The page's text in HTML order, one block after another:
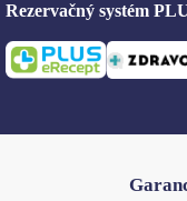
Rezervačný systém